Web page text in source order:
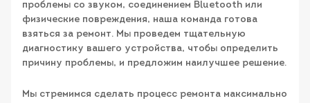
проблемы со звуком, соединением Bluetooth или
физические повреждения, наша команда готова
взяться за ремонт. Мы проведем тщательную
диагностику вашего устройства, чтобы определить
причину проблемы, и предложим наилучшее решение.
Мы стремимся сделать процесс ремонта максимально